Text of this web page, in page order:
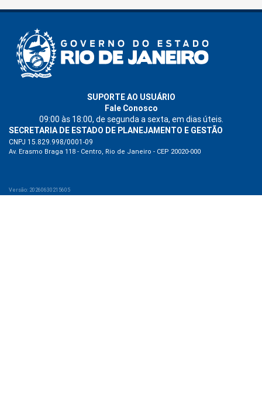
SUPORTE AO USUÁRIO
Fale Conosco
09:00 às 18:00, de segunda a sexta, em dias úteis.
SECRETARIA DE ESTADO DE PLANEJAMENTO E GESTÃO
CNPJ 15.829.998/0001-09
Av. Erasmo Braga 118 - Centro, Rio de Janeiro - CEP 20020-000
Versão: 20260630215605